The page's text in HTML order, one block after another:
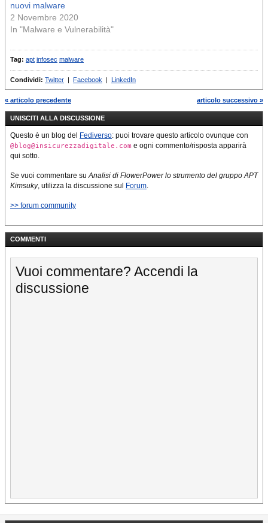
nuovi malware
2 Novembre 2020
In "Malware e Vulnerabilità"
Tag: apt infosec malware
Condividi: Twitter Facebook LinkedIn
« articolo precedente articolo successivo »
UNISCITI ALLA DISCUSSIONE
Questo è un blog del Fediverso: puoi trovare questo articolo ovunque con
@blog@insicurezzadigitale.com e ogni commento/risposta apparirà
qui sotto.
Se vuoi commentare suAnalisi di FlowerPower lo strumento del gruppo APT
Kimsuky, utilizza la discussione sul Forum.
>> forum community
COMMENTI
Vuoi commentare? Accendi la
discussione